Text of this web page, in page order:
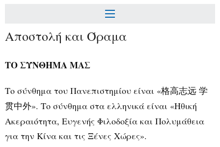
Αποστολή και Όραμα
ΤΟ ΣΥΝΘΗΜΑ ΜΑΣ
Το σύνθημα του Πανεπιστημίου είναι «格高志远 学
贯中外». Το σύνθημα στα ελληνικά είναι «Ηθική
Ακεραιότητα, Ευγενής Φιλοδοξία και Πολυμάθεια
για την Κίνα και τις Ξένες Χώρες».